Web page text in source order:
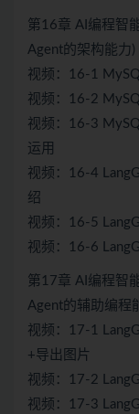
第16章 AI编程智
Agent的架构能力)
视频：16-1
视频：16-2
视频：16-3
运用
视频：16-4
绍
视频：16-5
视频：16-6
第17章 AI编程智
Agent的辅助编程
视频：17-1
+导出图片
视频：17-2
视频：17-3